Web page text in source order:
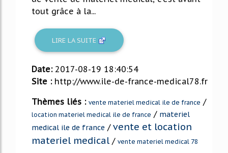
tout grâce à la...
LIRE LA SUITE
Date: 2017-08-19 18:40:54
Site : http://www.ile-de-france-medical78.fr
Thèmes liés : vente materiel medical ile de france /
location materiel medical ile de france / materiel
medical ile de france / vente et location
materiel medical/ vente materiel medical 78